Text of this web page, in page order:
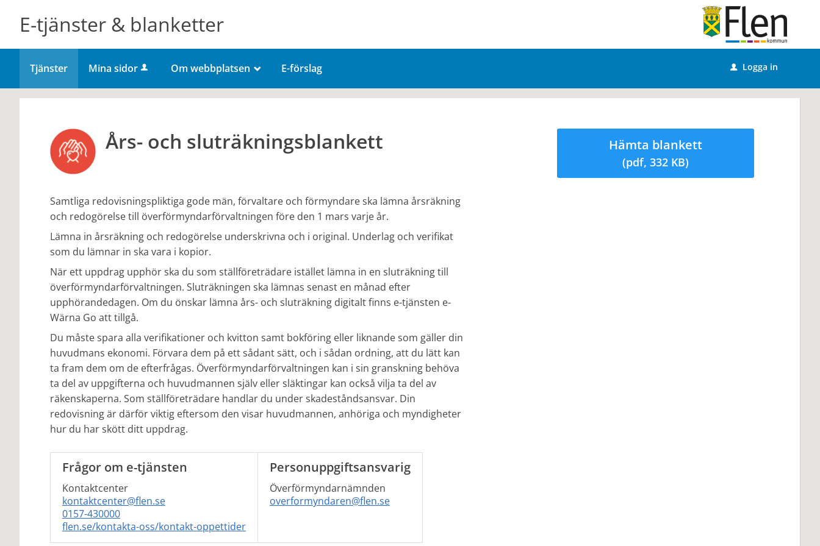
Flens
E-tjänster & blanketter
Tjänster Mina sidor Om webbplatsen _ E-förslag u Logga in
Års- och sluträkningsblankett
Samtliga redovisningspliktiga gode män, förvaltare och förmyndare ska lämna årsräkning
och redogörelse till överförmyndarförvaltningen före den 1 mars varje år.
Lämna in årsräkning och redogörelse underskrivna och i original. Underlag och verifikat
som du lämnar in ska vara i kopior.
När ett uppdrag upphör ska du som ställföreträdare istället lämna in en sluträkning till
överförmyndarförvaltningen. Sluträkningen ska lämnas senast en månad efter
upphörandedagen. Om du önskar lämna års- och sluträkning digitalt finns e-tjänsten e-
Wärna Go att tillgå.
Du måste spara alla verifikationer och kvitton samt bokföring eller liknande som gäller din
huvudmans ekonomi. Förvara dem på ett sådant sätt, och i sådan ordning, att du lätt kan
ta fram dem om de efterfrågas. Överförmyndarförvaltningen kan i sin granskning behöva
ta del av uppgifterna och huvudmannen själv eller släktingar kan också vilja ta del av
räkenskaperna. Som ställföreträdare handlar du under skadeståndsansvar. Din
redovisning är därför viktig eftersom den visar huvudmannen, anhöriga och myndigheter
hur du har skött ditt uppdrag.
Frågor om e-tjänsten
Kontaktcenter
kontaktcenter@flen.se
0157-430000
flen.se/kontakta-oss/kontakt-oppettider
Personuppgiftsansvarig
Överförmyndarnämnden
overformyndaren@flen.se
Hämta blankett
(pdf, 332 KB)